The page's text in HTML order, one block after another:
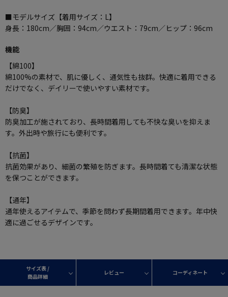
■モデルサイズ【着用サイズ：L】
身長：180cm／胸囲：94cm／ウエスト：79cm／ヒップ：96cm
機能
【綿100】
綿100%の素材で、肌に優しく、通気性も抜群。快適に着用できる
だけでなく、デイリーで使いやすい素材です。
【防臭】
防臭加工が施されており、長時間着用しても不快な臭いを抑えま
す。外出時や旅行にも便利です。
【抗菌】
抗菌効果があり、細菌の繁殖を防ぎます。長時間着ても清潔な状態
を保つことができます。
【通年】
通年使えるアイテムで、季節を問わず長期間着用できます。年中快
適に過ごせるデザインです。
サイズ表 /
商品詳細
レビュー コーディネート